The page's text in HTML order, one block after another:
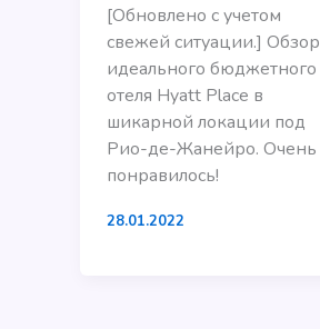
[Обновлено с учетом
свежей ситуации.] Обзор
идеального бюджетного
отеля Hyatt Place в
шикарной локации под
Рио-де-Жанейро. Очень
понравилось!
28.01.2022